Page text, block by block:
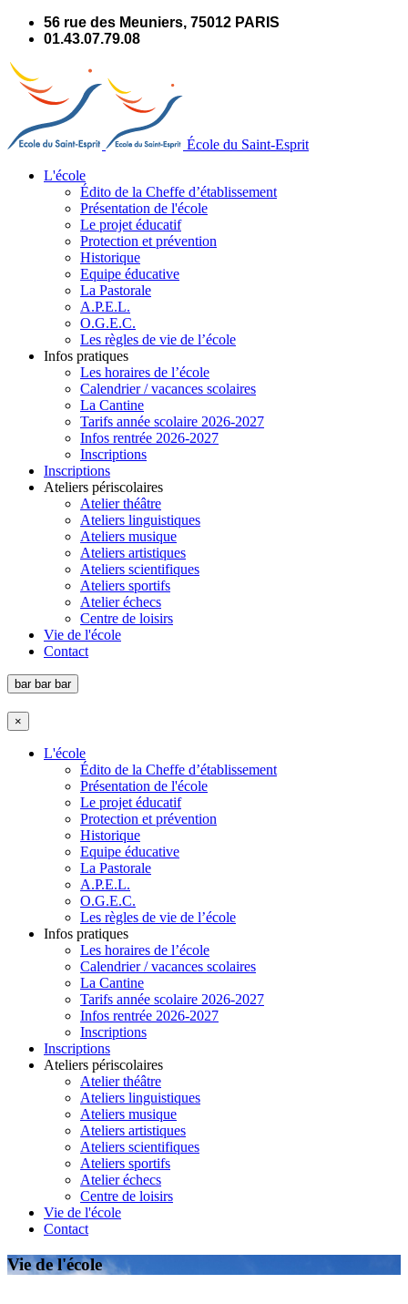
56 rue des Meuniers, 75012 PARIS
01.43.07.79.08
École du Saint-Esprit
L'école
Édito de la Cheffe d’établissement
Présentation de l'école
Le projet éducatif
Protection et prévention
Historique
Equipe éducative
La Pastorale
A.P.E.L.
O.G.E.C.
Les règles de vie de l’école
Infos pratiques
Les horaires de l’école
Calendrier / vacances scolaires
La Cantine
Tarifs année scolaire 2026-2027
Infos rentrée 2026-2027
Inscriptions
Inscriptions
Ateliers périscolaires
Atelier théâtre
Ateliers linguistiques
Ateliers musique
Ateliers artistiques
Ateliers scientifiques
Ateliers sportifs
Atelier échecs
Centre de loisirs
Vie de l'école
Contact
bar bar bar
×
L'école
Édito de la Cheffe d’établissement
Présentation de l'école
Le projet éducatif
Protection et prévention
Historique
Equipe éducative
La Pastorale
A.P.E.L.
O.G.E.C.
Les règles de vie de l’école
Infos pratiques
Les horaires de l’école
Calendrier / vacances scolaires
La Cantine
Tarifs année scolaire 2026-2027
Infos rentrée 2026-2027
Inscriptions
Inscriptions
Ateliers périscolaires
Atelier théâtre
Ateliers linguistiques
Ateliers musique
Ateliers artistiques
Ateliers scientifiques
Ateliers sportifs
Atelier échecs
Centre de loisirs
Vie de l'école
Contact
Vie de l'école